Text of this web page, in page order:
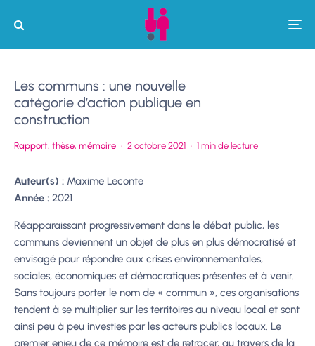
Les communs : une nouvelle
catégorie d’action publique en
construction
Rapport, thèse, mémoire · 2 octobre 2021 · 1 min de lecture
Auteur(s) : Maxime Leconte
Année : 2021
Réapparaissant progressivement dans le débat public, les
communs deviennent un objet de plus en plus démocratisé et
envisagé pour répondre aux crises environnementales,
sociales, économiques et démocratiques présentes et à venir.
Sans toujours porter le nom de « commun », ces organisations
tendent à se multiplier sur les territoires au niveau local et sont
ainsi peu à peu investies par les acteurs publics locaux. Le
premier enjeu de ce mémoire est de retracer, au travers de la